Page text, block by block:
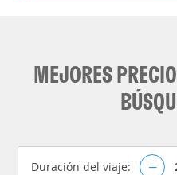
MEJORES
Duración del viaje: –